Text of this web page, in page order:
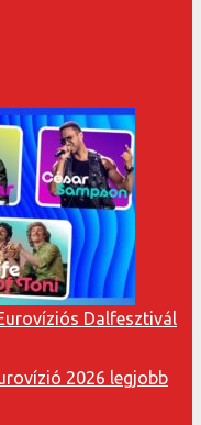
Dalfesztivál
2026 legjobb